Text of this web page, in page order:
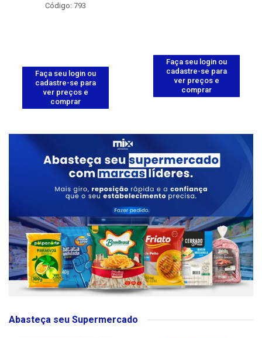
Código: 793
Faça seu login ou
cadastre-se para
ver preços e
comprar
Faça seu login ou
cadastre-se para
ver preços e
comprar
Abasteça seu Supermercado